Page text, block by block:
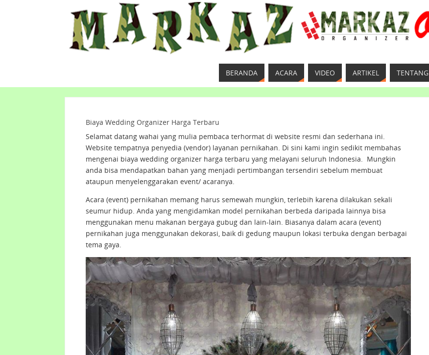
BERANDA ACARA VIDEO ARTIKEL TENTANG
Biaya Wedding Organizer Harga Terbaru
Selamat datang wahai yang mulia pembaca terhormat di website resmi dan sederhana ini.
Website tempatnya penyedia (vendor) layanan pernikahan. Di sini kami ingin sedikit membahas
mengenai biaya wedding organizer harga terbaru yang melayani seluruh Indonesia. Mungkin
anda bisa mendapatkan bahan yang menjadi pertimbangan tersendiri sebelum membuat
ataupun menyelenggarakan event/ acaranya.
Acara (event) pernikahan memang harus semewah mungkin, terlebih karena dilakukan sekali
seumur hidup. Anda yang mengidamkan model pernikahan berbeda daripada lainnya bisa
menggunakan menu makanan bergaya gubug dan lain-lain. Biasanya dalam acara (event)
pernikahan juga menggunakan dekorasi, baik di gedung maupun lokasi terbuka dengan berbagai
tema gaya.